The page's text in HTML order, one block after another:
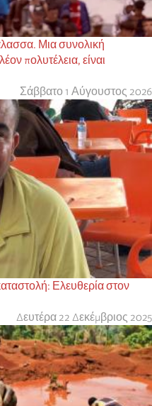
Μια συνολική
πολυτέλεια, είναι
Σάββατο 1 Αύγουστος 2026
Ελευθερία στον
Δευτέρα 22 Δεκέμβριος 2025